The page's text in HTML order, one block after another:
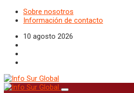
Sobre nosotros
Información de contacto
10 agosto 2026